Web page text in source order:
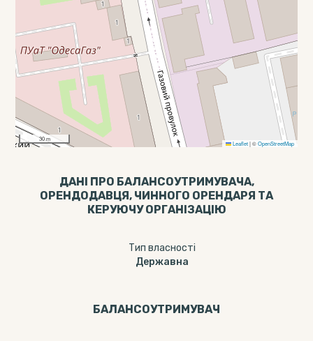
30 m
Leaflet |©OpenStreetMap
ДАНІ ПРО БАЛАНСОУТРИМУВАЧА,
ОРЕНДОДАВЦЯ, ЧИННОГО ОРЕНДАРЯ ТА
КЕРУЮЧУ ОРГАНІЗАЦІЮ
Тип власності
Державна
БАЛАНСОУТРИМУВАЧ